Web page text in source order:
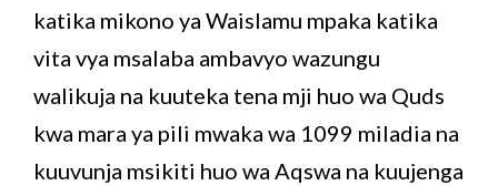
katika mikono ya Waislamu mpaka katika
vita vya msalaba ambavyo wazungu
walikuja na kuuteka tena mji huo wa Quds
kwa mara ya pili mwaka wa 1099 miladia na
kuuvunja msikiti huo wa Aqswa na kuujenga